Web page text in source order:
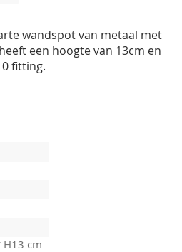
wandspot van metaal met
een hoogte van 13cm en
fitting.
cm